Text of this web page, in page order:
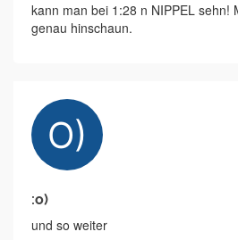
kann man bei 1:28 n NIPPEL sehn!
genau hinschaun.
:o)
und so weiter